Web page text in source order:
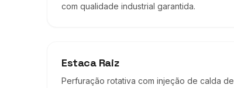
com qualidade industrial garantida.
Estaca Raiz
Perfuração rotativa com injeção de calda de